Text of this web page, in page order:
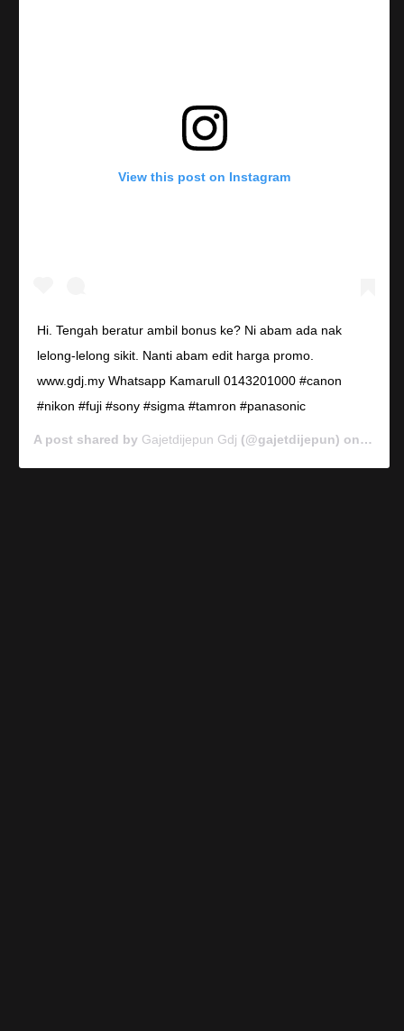
View this post on Instagram
Hi. Tengah beratur ambil bonus ke? Ni abam ada nak
lelong-lelong sikit. Nanti abam edit harga promo.
www.gdj.my Whatsapp Kamarull 0143201000 #canon
#nikon #fuji #sony #sigma #tamron #panasonic
A post shared by Gajetdijepun Gdj (@gajetdijepun) on Jan 7,